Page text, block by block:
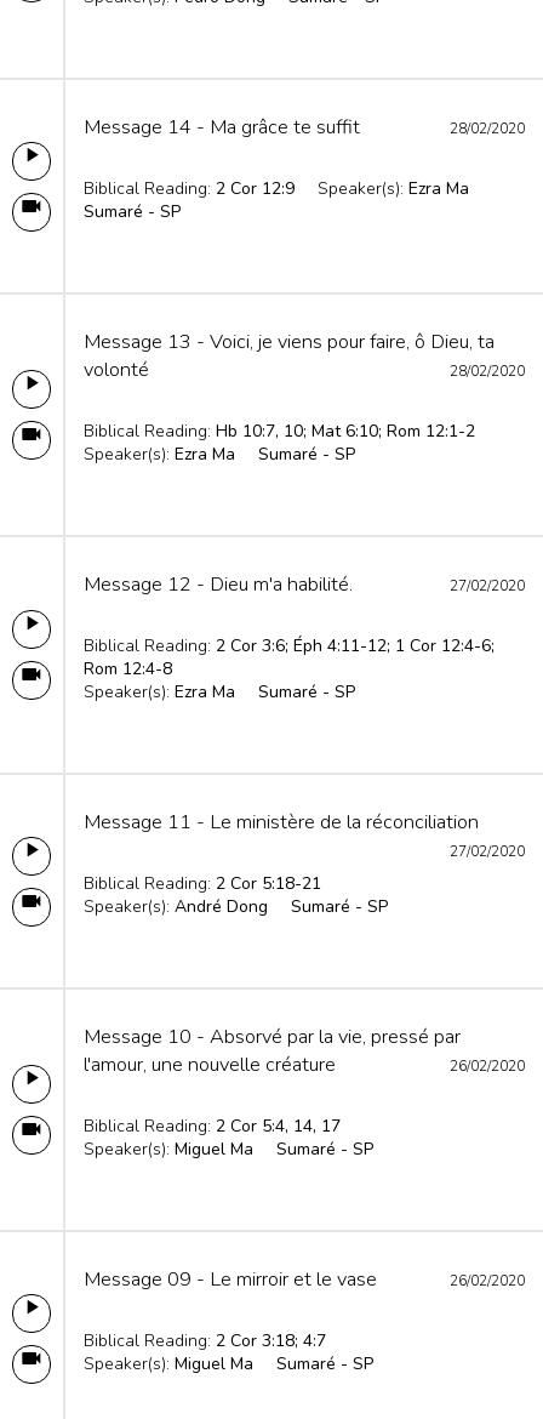
Message 14 - Ma grâce te suffit 28/02/2020
Biblical Reading: 2 Cor 12:9 Speaker(s): Ezra Ma
Sumaré - SP
Message 13 - Voici, je viens pour faire, ô Dieu, ta
volonté
28/02/2020
Biblical Reading: Hb 10:7, 10; Mat 6:10; Rom 12:1-2
Speaker(s): Ezra Ma Sumaré - SP
Message 12 - Dieu m'a habilité. 27/02/2020
Biblical Reading: 2 Cor 3:6; Éph 4:11-12; 1 Cor 12:4-6;
Rom 12:4-8
Speaker(s): Ezra Ma Sumaré - SP
Message 11 - Le ministère de la réconciliation
27/02/2020
Biblical Reading: 2 Cor 5:18-21
Speaker(s): André Dong Sumaré - SP
Message 10 - Absorvé par la vie, pressé par
l'amour, une nouvelle créature
26/02/2020
Biblical Reading: 2 Cor 5:4, 14, 17
Speaker(s): Miguel Ma Sumaré - SP
Message 09 - Le mirroir et le vase 26/02/2020
Biblical Reading: 2 Cor 3:18; 4:7
Speaker(s): Miguel Ma Sumaré - SP